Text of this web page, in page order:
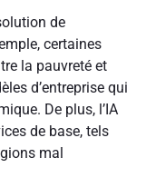
de
certaines
la pauvreté et
d’entreprise qui
De plus, l’IA
de base, tels
mal